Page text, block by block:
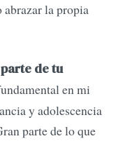
abrazar la propia
de tu
en mi
y adolescencia
parte de lo que